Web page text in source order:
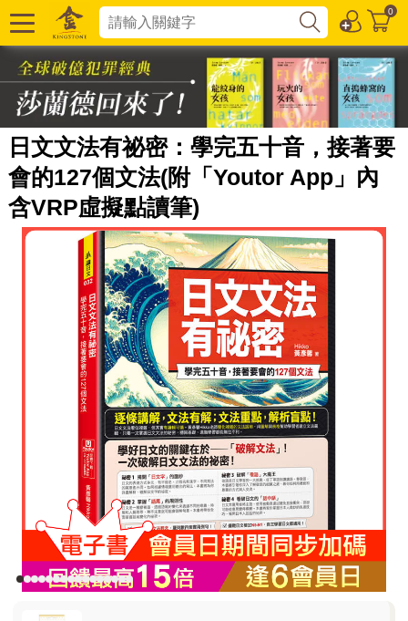
0
日文文法有祕密：學完五十音，接著要
會的127個文法(附「Youtor App」內
含VRP虛擬點讀筆)